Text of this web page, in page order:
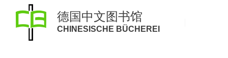
德国中文图书馆
CHINESISCHE BÜCHEREI